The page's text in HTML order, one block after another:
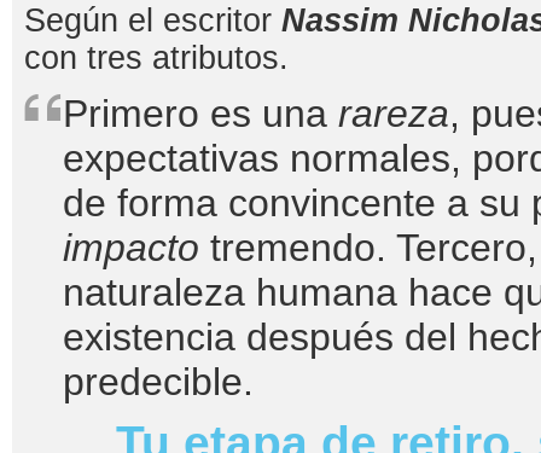
Según el escritor Nassim
con tres atributos.
Primero es una rareza,
expectativas normales,
de forma convincente a su
impacto tremendo.
naturaleza humana hace
existencia después del
predecible.